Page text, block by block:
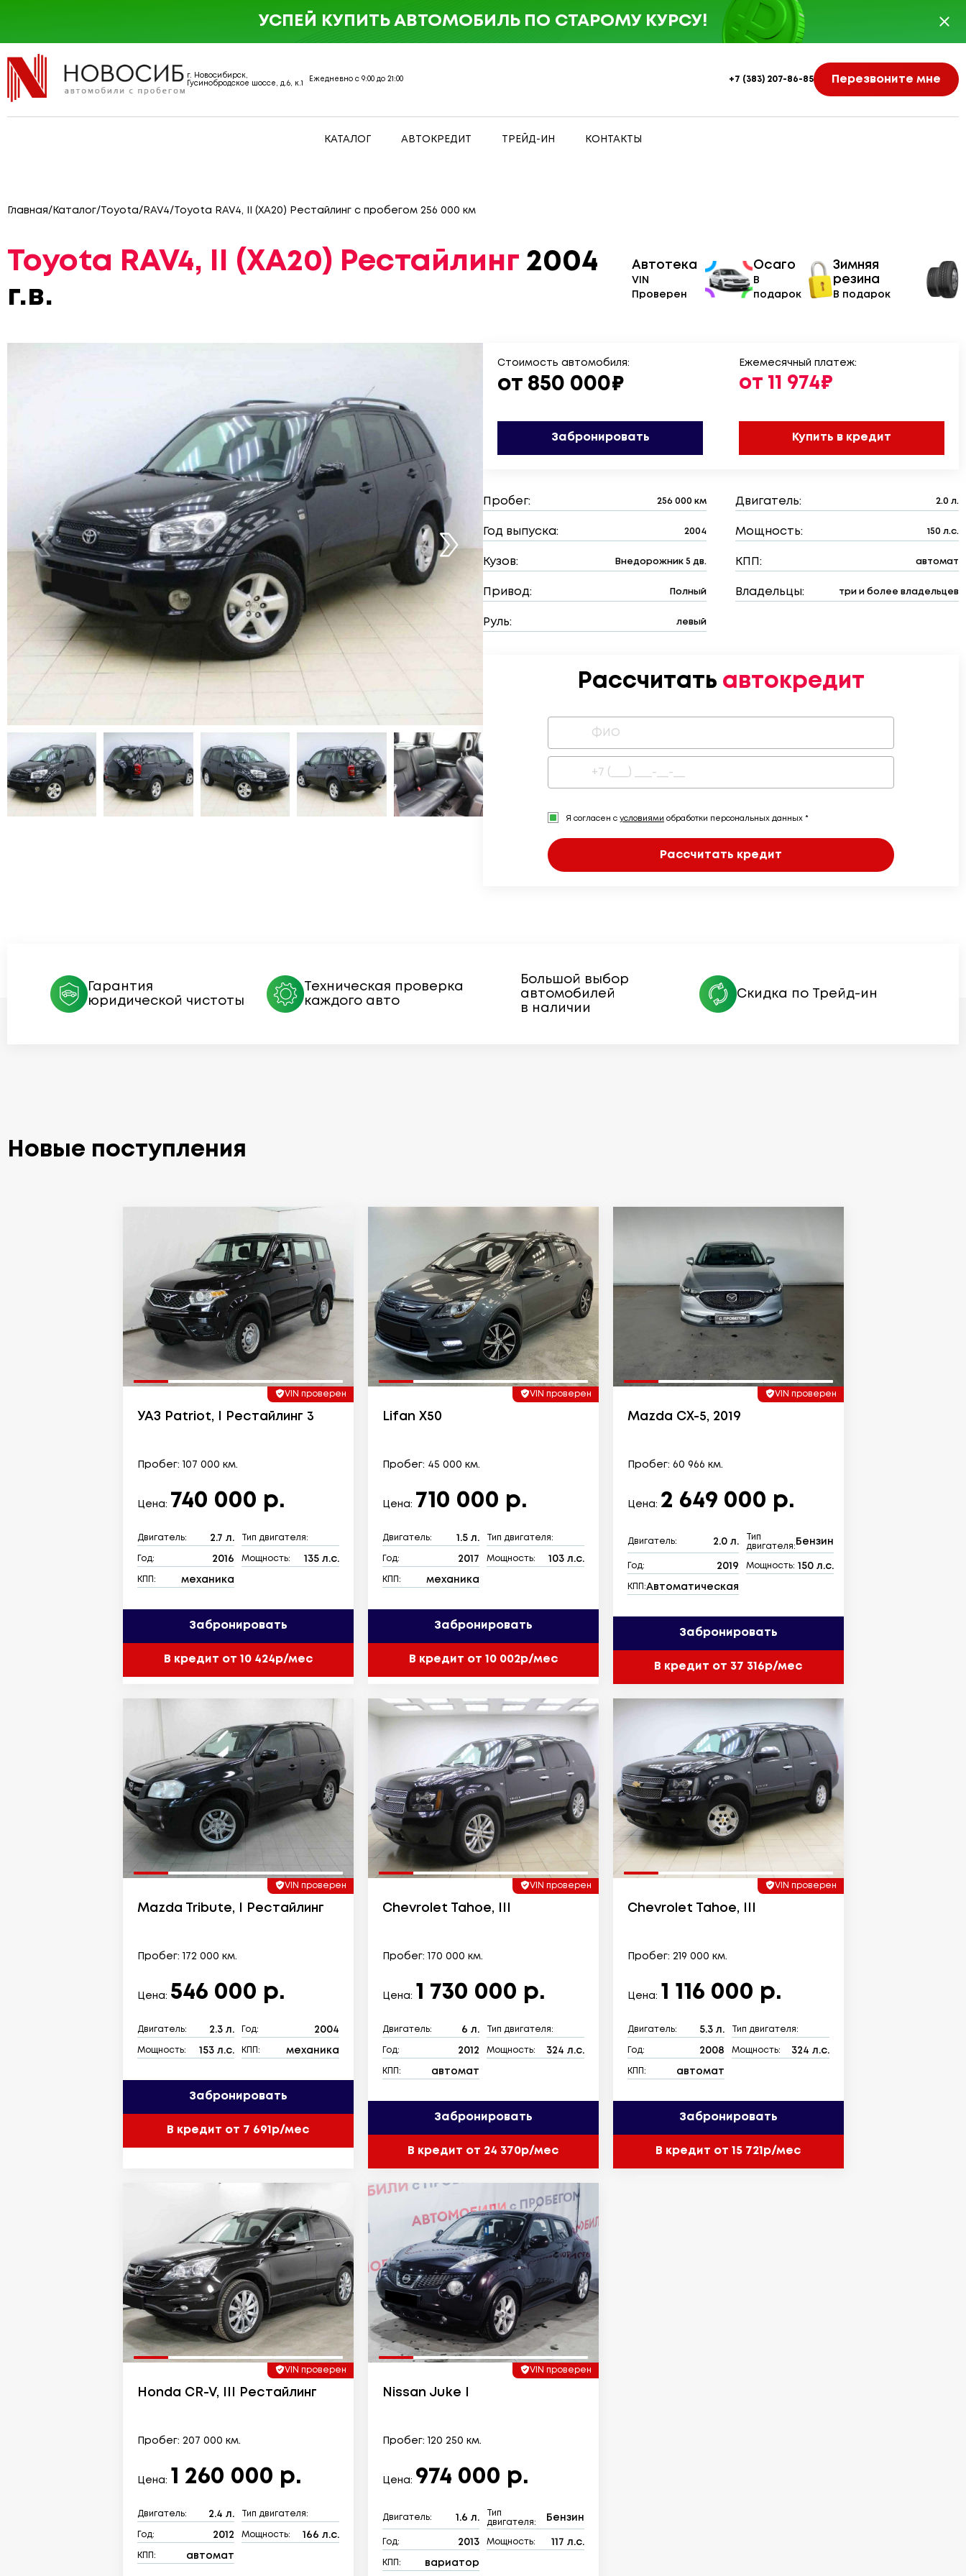
г. Новосибирск,
Гусинобродское шоссе, д.6, к.1
Ежедневно с 9:00 до 21:00 +7 (383) 207-86-85 Перезвоните мне
КАТАЛОГ АВТОКРЕДИТ ТРЕЙД-ИН КОНТАКТЫ
УСПЕЙ КУПИТЬ АВТОМОБИЛЬ ПО СТАРОМУ КУРСУ!
Главная/ Каталог/Toyota/ RAV4/Toyota RAV4, II (XA20) Рестайлинг с пробегом 256 000 км
Toyota RAV4, II (XA20) Рестайлинг 2004
г.в.
Автотека
VIN
Проверен
Осаго
В
подарок
Зимняя
резина
В подарок
Стоимость автомобиля:
от 850 000₽
Забронировать
Ежемесячный платеж:
от 11 974₽
Купить в кредит
Пробег: 256 000 км Двигатель: 2.0 л.
Год выпуска: 2004 Мощность: 150 л.с.
Кузов: Внедорожник 5 дв. КПП: автомат
Привод: Полный Владельцы: три и более владельцев
Руль: левый
Рассчитать автокредит
Я согласен с условиями обработки персональных данных *
Рассчитать кредит
Гарантия
юридической чистоты
Техническая проверка
каждого авто
Большой выбор
автомобилей
в наличии
Скидка по Трейд-ин
Новые поступления
VIN проверен
УАЗ Patriot, I Рестайлинг 3
Пробег: 107 000 км.
Цена: 740 000 р.
Двигатель: 2.7 л. Тип двигателя:
Год: 2016 Мощность: 135 л.с.
КПП: механика
Забронировать
В кредит от 10 424р/мес
VIN проверен
Lifan X50
Пробег: 45 000 км.
Цена: 710 000 р.
Двигатель: 1.5 л. Тип двигателя:
Год: 2017 Мощность: 103 л.с.
КПП: механика
Забронировать
В кредит от 10 002р/мес
VIN проверен
Mazda CX-5, 2019
Пробег: 60 966 км.
Цена: 2 649 000 р.
Двигатель: 2.0 л.
Тип
двигателя:
Бензин
Год: 2019 Мощность: 150 л.с.
КПП:Автоматическая
Забронировать
В кредит от 37 316р/мес
VIN проверен
Mazda Tribute, I Рестайлинг
Пробег: 172 000 км.
Цена: 546 000 р.
Двигатель: 2.3 л. Год: 2004
Мощность: 153 л.с. КПП: механика
Забронировать
В кредит от 7 691р/мес
VIN проверен
Chevrolet Tahoe, III
Пробег: 170 000 км.
Цена: 1 730 000 р.
Двигатель: 6 л. Тип двигателя:
Год: 2012 Мощность: 324 л.с.
КПП: автомат
Забронировать
В кредит от 24 370р/мес
VIN проверен
Chevrolet Tahoe, III
Пробег: 219 000 км.
Цена: 1 116 000 р.
Двигатель: 5.3 л. Тип двигателя:
Год: 2008 Мощность: 324 л.с.
КПП: автомат
Забронировать
В кредит от 15 721р/мес
VIN проверен
Honda CR-V, III Рестайлинг
Пробег: 207 000 км.
Цена: 1 260 000 р.
Двигатель: 2.4 л. Тип двигателя:
Год: 2012 Мощность: 166 л.с.
КПП: автомат
VIN проверен
Nissan Juke I
Пробег: 120 250 км.
Цена: 974 000 р.
Двигатель: 1.6 л.
Тип
двигателя:
Бензин
Год: 2013 Мощность: 117 л.с.
КПП: вариатор